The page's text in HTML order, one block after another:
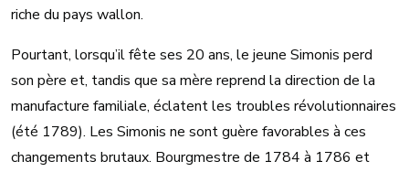
riche du pays wallon.
Pourtant, lorsqu’il fête ses 20 ans, le jeune Simonis perd
son père et, tandis que sa mère reprend la direction de la
manufacture familiale, éclatent les troubles révolutionnaires
(été 1789). Les Simonis ne sont guère favorables à ces
changements brutaux. Bourgmestre de 1784 à 1786 et